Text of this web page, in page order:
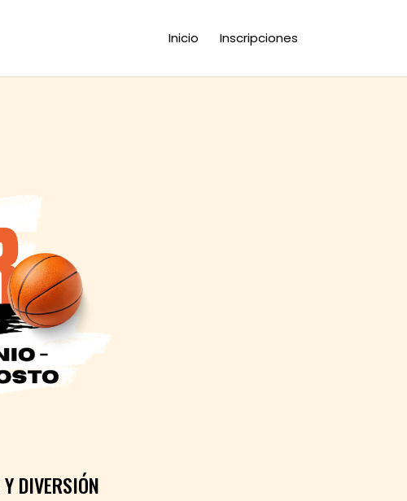
Inicio Inscripciones
Y DIVERSIÓN